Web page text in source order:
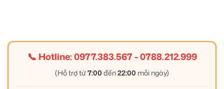
📞 Hotline:0977.383.567-0788.212.999
(Hỗ trợ từ7:00 đến22:00 mỗi ngày)